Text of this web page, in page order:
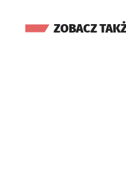
ZOBACZ